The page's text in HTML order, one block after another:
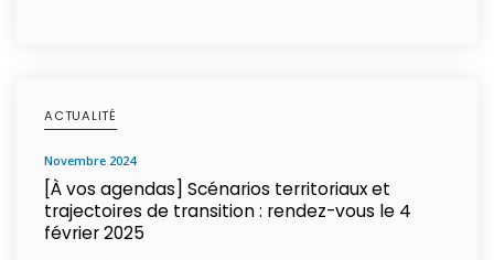
ACTUALITÉ
novembre 2024
[À vos agendas] Scénarios territoriaux et
trajectoires de transition : rendez-vous le 4
février 2025